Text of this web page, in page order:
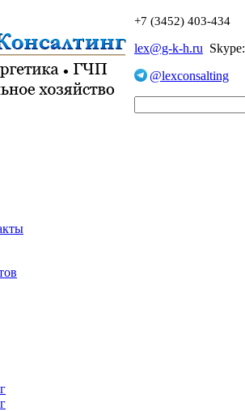
+7 (3452) 403-434
lex@g-k-h.ru Skype:
@lexconsalting